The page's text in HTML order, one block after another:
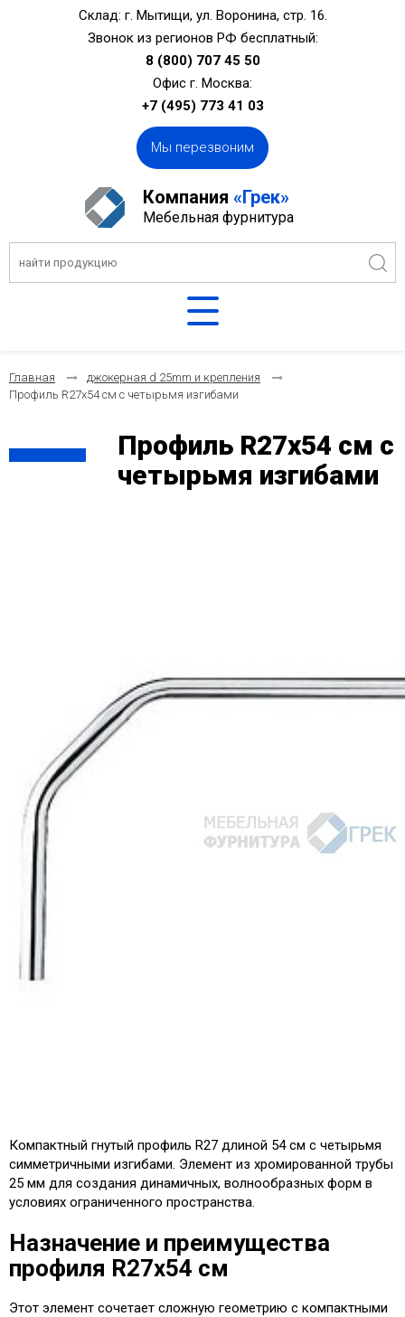
Склад: г. Мытищи, ул. Воронина, стр. 16.
Звонок из регионов РФ бесплатный:
8 (800) 707 45 50
Офис г. Москва:
+7 (495) 773 41 03
Мы перезвоним
Компания «Грек»
Мебельная фурнитура
Главная
джокерная d 25mm и крепления
Профиль R27х54 см с четырьмя изгибами
Профиль R27х54 см с
четырьмя изгибами
Компактный гнутый профиль R27 длиной 54 см с четырьмя
симметричными изгибами. Элемент из хромированной трубы
25 мм для создания динамичных, волнообразных форм в
условиях ограниченного пространства.
Назначение и преимущества
профиля R27х54 см
Этот элемент сочетает сложную геометрию с компактными